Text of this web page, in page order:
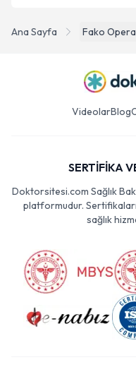
Ana Sayfa Fako
VideolarBlog
SERTİFİKA
Doktorsitesi.com Sağlık
platformudur.
sağlık